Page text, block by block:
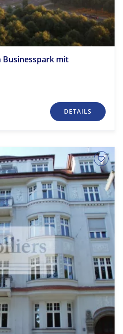
Businesspark mit
DETAILS